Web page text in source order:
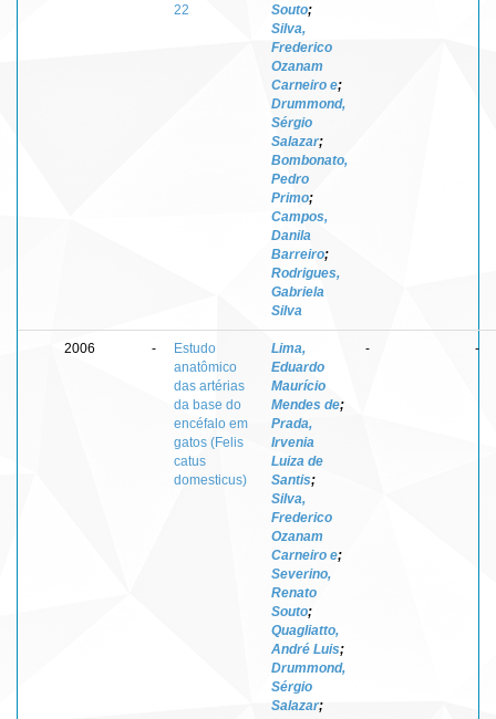
22
Souto;
Silva,
Frederico
Ozanam
Carneiro e;
Drummond,
Sérgio
Salazar;
Bombonato,
Pedro
Primo;
Campos,
Danila
Barreiro;
Rodrigues,
Gabriela
Silva
2006 -
Estudo
anatômico
das artérias
da base do
encéfalo em
gatos (Felis
catus
domesticus)
Lima,
Eduardo
Maurício
Mendes de;
Prada,
Irvenia
Luiza de
Santis;
Silva,
Frederico
Ozanam
Carneiro e;
Severino,
Renato
Souto;
Quagliatto,
André Luis;
Drummond,
Sérgio
Salazar;
- -